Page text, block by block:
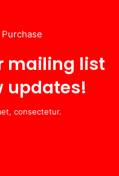
mailing list
updates!
consectetur.